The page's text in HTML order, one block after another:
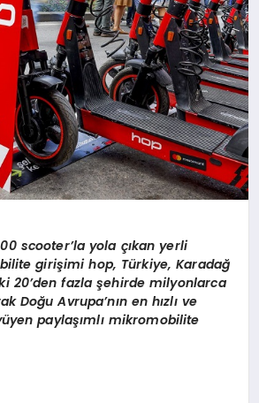
scooter’la yola çıkan yerli
girişimi hop, Türkiye, Karadağ
20’den fazlaşehirde milyonlarca
Doğu Avrupa’nın en hızlı ve
üyen paylaşımlı mikromobilite